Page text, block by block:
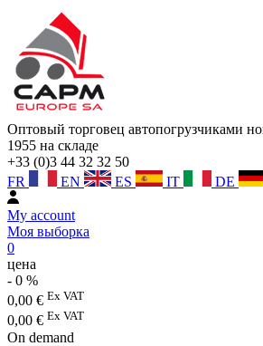
Оптовый торговец автопогрузчиками
1955 на складе
+33 (0)3 44 32 32 50
FR
EN ES IT DE
My account
Моя выборка
0
цена
- 0 %
0,00 € Ex VAT
0,00 € Ex VAT
On demand